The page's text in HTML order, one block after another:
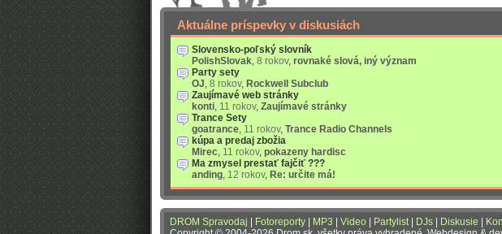
Aktuálne príspevky v diskusiách
Slovensko-poľský slovník
PolishSlovak, 8 rokov, rovnaké slová, iný význam
Party sety
OJ, 8 rokov, Rockwell Subclub
Zaujímavé web stránky
konti, 11 rokov, Zaujímavé stránky
Trance Sety
goatrance, 11 rokov, Trance Radio Channels
kúpa a predaj zbožia
Mirec, 11 rokov, pokazeny hardisc
Ma zmysel prestať fajčiť ???
anding, 12 rokov, Re: určite má!
DROM Spravodaj Fotoreporty MP3 Video Partylist| DJs Diskusie